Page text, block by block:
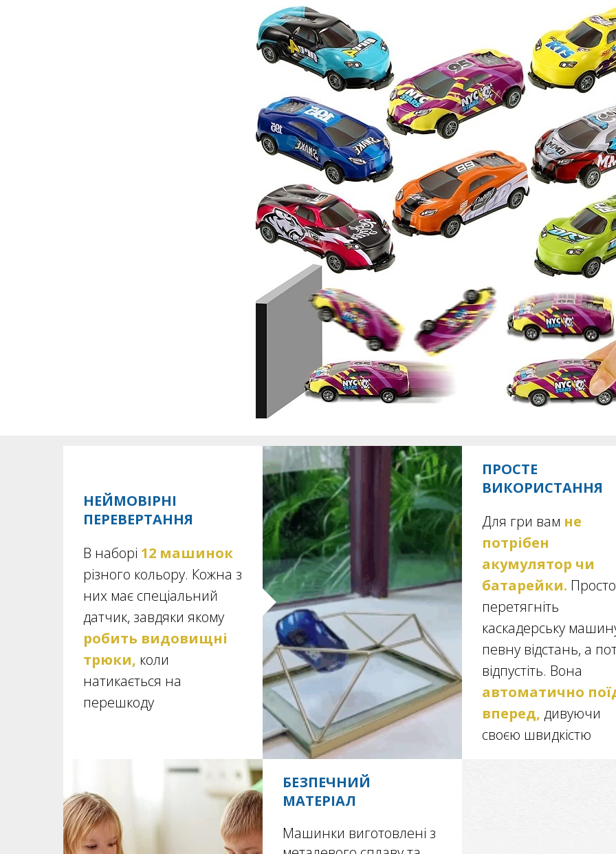
НЕЙМОВІРНІ
ПЕРЕВЕРТАННЯ
В наборі 12 машинок
різного кольору. Кожна з
них має спеціальний
датчик, завдяки якому
робить видовищні
трюки, коли
натикається на
перешкоду
ПРОСТЕ
ВИКОРИСТАННЯ
Для гри вам не
потрібен
акумулятор чи
батарейки. Просто
перетягніть
каскадерську
певну відстань, а
відпустіть. Вона
автоматично
вперед, дивуючи
своєю швидкістю
БЕЗПЕЧНИЙ
МАТЕРІАЛ
Машинки виготовлені з